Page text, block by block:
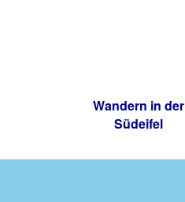
Wandern in der
Südeifel